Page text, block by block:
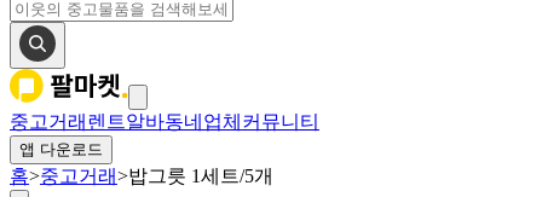
중고거래 렌트알바동네업체 커뮤니티
앱 다운로드
홈>중고거래>밥그릇 1세트/5개